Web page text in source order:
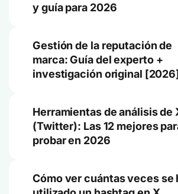
y guía para 2026
Gestión de la reputación de
marca: Guía del experto +
investigación original [2026]
Herramientas de análisis de
(Twitter): Las 12 mejores
probar en 2026
Cómo ver cuántas veces se